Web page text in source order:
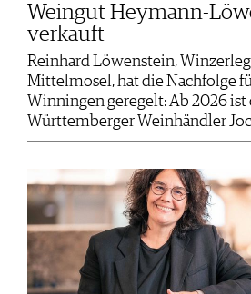
Weingut Heymann-
verkauft
Reinhard Löwenstein,
Mittelmosel, hat die Nachfolge
Winningen geregelt: Ab 2026 ist
Württemberger Weinhändler